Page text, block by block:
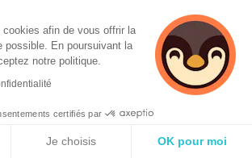
Mutuelles santé
faite pour vous et vos employés
Responsabilité civile
afin de vous offrir la
possible. En poursuivant la
notre politique.
certifiés par
Je choisis OK pour moi